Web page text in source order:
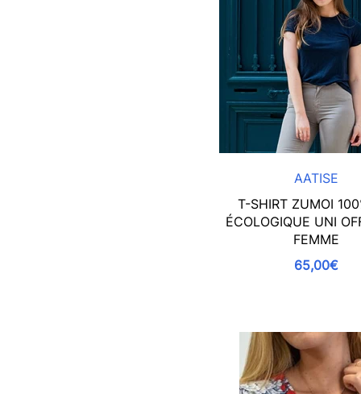
AATISE
T-SHIRT ZUMOI
ÉCOLOGIQUE UNI
FEMME
65,00€